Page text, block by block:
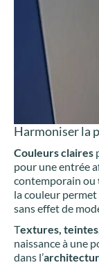
Harmoniser la
Couleurs claires
pour une entrée
contemporain ou
la couleur permet
sans effet de
Textures,
naissance à une
dans l’